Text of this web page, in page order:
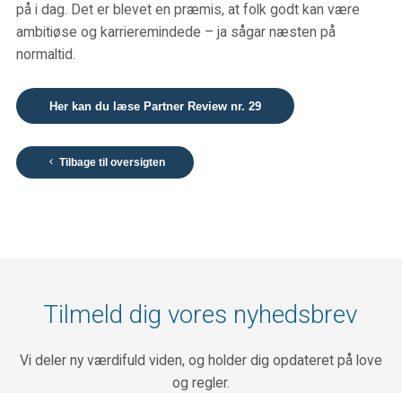
på i dag. Det er blevet en præmis, at folk godt kan være
ambitiøse og karrieremindede – ja sågar næsten på
normaltid.
Her kan du læse Partner Review nr. 29
 Tilbage til oversigten
Tilmeld dig vores nyhedsbrev
Vi deler ny værdifuld viden, og holder dig opdateret på love
og regler.